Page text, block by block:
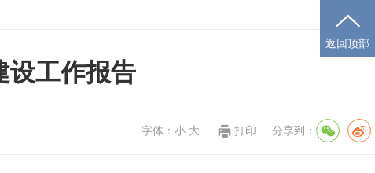
设工作报告
字体： 小 大 打印 分享到：
返回顶部